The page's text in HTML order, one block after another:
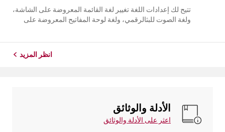
تتيح لك إعدادات اللغة تغيير لغة القائمة المعروضة على الشاشة،
ولغة الصوت للبثالرقمي، ولغة لوحة المفاتيح المعروضة على
انظر المزيد
الأدلة والوثائق
اعثر على الأدلة والوثائق